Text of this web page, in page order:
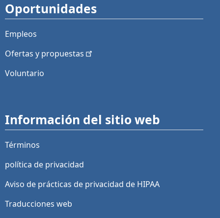
Oportunidades
Empleos
Ofertas y propuestas
Voluntario
Información del sitio web
Términos
política de privacidad
Aviso de prácticas de privacidad de HIPAA
Traducciones web